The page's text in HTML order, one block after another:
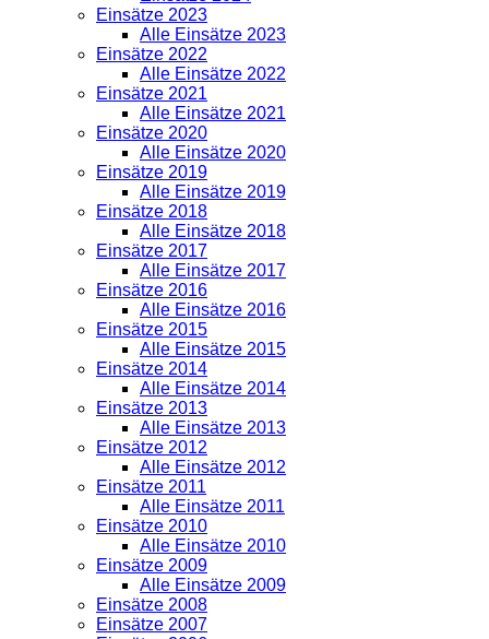
Einsätze 2023
Alle Einsätze 2023
Einsätze 2022
Alle Einsätze 2022
Einsätze 2021
Alle Einsätze 2021
Einsätze 2020
Alle Einsätze 2020
Einsätze 2019
Alle Einsätze 2019
Einsätze 2018
Alle Einsätze 2018
Einsätze 2017
Alle Einsätze 2017
Einsätze 2016
Alle Einsätze 2016
Einsätze 2015
Alle Einsätze 2015
Einsätze 2014
Alle Einsätze 2014
Einsätze 2013
Alle Einsätze 2013
Einsätze 2012
Alle Einsätze 2012
Einsätze 2011
Alle Einsätze 2011
Einsätze 2010
Alle Einsätze 2010
Einsätze 2009
Alle Einsätze 2009
Einsätze 2008
Einsätze 2007